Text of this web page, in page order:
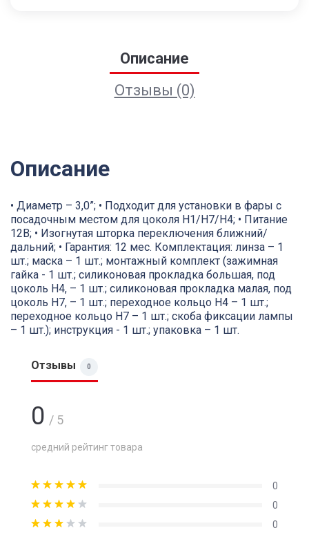
Описание
Отзывы (0)
Описание
• Диаметр – 3,0”; • Подходит для установки в фары с
посадочным местом для цоколя Н1/H7/H4; • Питание
12В; • Изогнутая шторка переключения ближний/
дальний; • Гарантия: 12 мес. Комплектация: линза – 1
шт.; маска – 1 шт.; монтажный комплект (зажимная
гайка - 1 шт.; силиконовая прокладка большая, под
цоколь H4, – 1 шт.; силиконовая прокладка малая, под
цоколь H7, – 1 шт.; переходное кольцо H4 – 1 шт.;
переходное кольцо H7 – 1 шт.; скоба фиксации лампы
– 1 шт.); инструкция - 1 шт.; упаковка – 1 шт.
Отзывы 0
0 / 5
средний рейтинг товара
0
0
0